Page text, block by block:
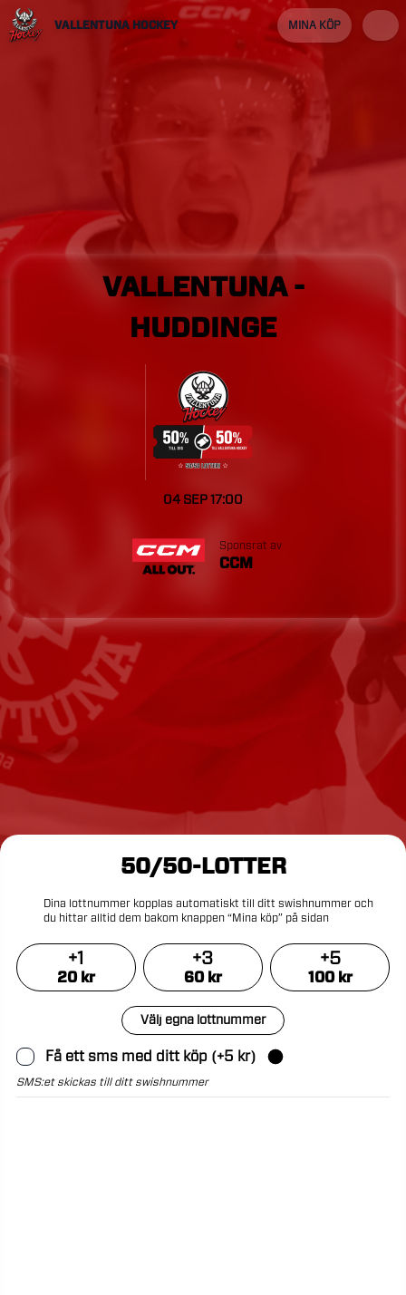
VALLENTUNA HOCKEY MINA KÖP
VALLENTUNA -
HUDDINGE
04 SEP 17:00
Sponsrat av
CCM
50/50-LOTTER
Dina lottnummer kopplas automatiskt till ditt swishnummer och
du hittar alltid dem bakom knappen “Mina köp” på sidan
+1
20kr
+3
60kr
+5
100kr
Välj egna lottnummer
Få ett sms med ditt köp(+5 kr)
SMS:et skickas till ditt swishnummer